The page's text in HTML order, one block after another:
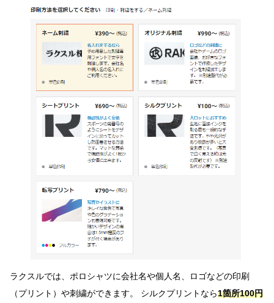
ラクスルでは、ポロシャツに会社名や個人名、ロゴなどの印刷
（プリント）や刺繍ができます。 シルクプリントなら1箇所100円